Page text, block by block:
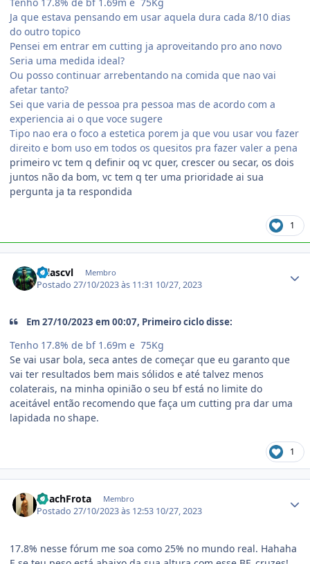
Tenho 17.8% de bf 1.69m e 75Kg
Ja que estava pensando em usar aquela dura cada 8/10 dias
do outro topico
Pensei em entrar em cutting ja aproveitando pro ano novo
Seria uma medida ideal?
Ou posso continuar arrebentando na comida que nao vai
afetar tanto?
Sei que varia de pessoa pra pessoa mas de acordo com a
experiencia ai o que voce sugere
Tipo nao era o foco a estetica porem ja que vou usar vou fazer
direito e bom uso em todos os quesitos pra fazer valer a pena
primeiro vc tem q definir oq vc quer, crescer ou secar, os dois
juntos não da bom, vc tem q ter uma prioridade ai sua
pergunta ja ta respondida
1
sillascvl Membro
Postado27/10/2023 às 11:31 10/27, 2023
Em 27/10/2023 em 00:07, Primeiro ciclo disse:
Tenho 17.8% de bf 1.69m e 75Kg
Se vai usar bola, seca antes de começar que eu garanto que
vai ter resultados bem mais sólidos e até talvez menos
colaterais, na minha opinião o seu bf está no limite do
aceitável então recomendo que faça um cutting pra dar uma
lapidada no shape.
1
CoachFrota Membro
Postado27/10/2023 às 12:53 10/27, 2023
17.8% nesse fórum me soa como 25% no mundo real. Hahaha